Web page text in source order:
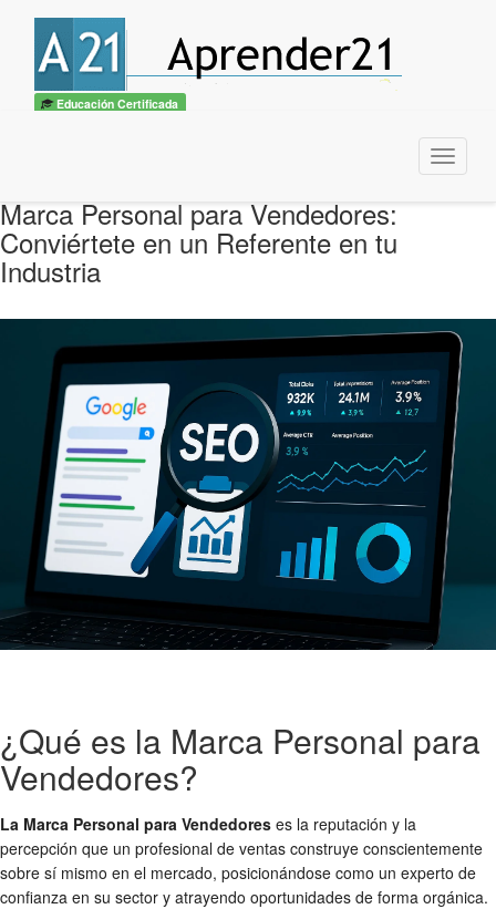
Educación Certificada
Menu
Marca Personal para Vendedores:
Conviértete en un Referente en tu
Industria
¿Qué es la Marca Personal para
Vendedores?
La Marca Personal para Vendedores es la reputación y la
percepción que un profesional de ventas construye conscientemente
sobre sí mismo en el mercado, posicionándose como un experto de
confianza en su sector y atrayendo oportunidades de forma orgánica.